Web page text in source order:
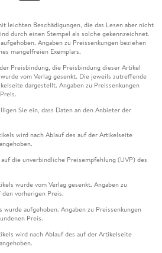
leichten Beschädigungen, die das Lesen aber nicht
durch einen Stempel als solche gekennzeichnet.
Angaben zu Preissenkungen beziehen
mangelfreien Exemplars.
Preisbindung, die Preisbindung dieser Artikel
vom Verlag gesenkt. Die jeweils zutreffende
dargestellt. Angaben zu Preissenkungen
Sie ein, dass Daten an den Anbieter der
wird nach Ablauf des auf der Artikelseite
die unverbindliche Preisempfehlung (UVP) des
wurde vom Verlag gesenkt. Angaben zu
vorherigen Preis.
aufgehoben. Angaben zu Preissenkungen
Preis.
wird nach Ablauf des auf der Artikelseite